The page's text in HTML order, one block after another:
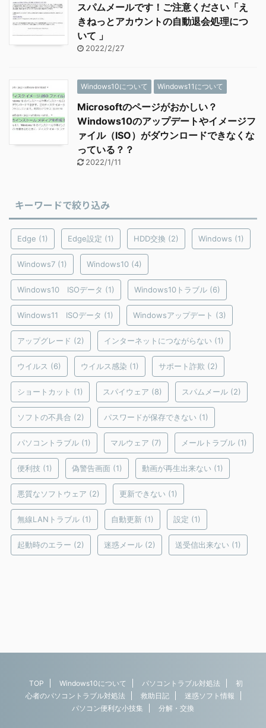
スパムメールです！ご注意ください「え
きねっとアカウントの自動退会処理につ
いて 」
2022/2/27
Windows10について Windows11について
Microsoftのページがおかしい？
Windows10のアップデートやイメージフ
ァイル（ISO）がダウンロードできなくな
っている？？
2022/1/11
キーワードで絞り込み
Edge (1) Edge設定 (1) HDD交換 (2) Windows (1)
Windows7 (1) Windows10 (4)
Windows10 ISOデータ (1) Windows10トラブル (6)
Windows11 ISOデータ (1) Windowsアップデート (3)
アップグレード (2) インターネットにつながらない (1)
ウイルス (6) ウイルス感染 (1) サポート詐欺 (2)
ショートカット (1) スパイウェア (8) スパムメール (2)
ソフトの不具合 (2) パスワードが保存できない (1)
パソコントラブル (1) マルウェア (7) メールトラブル (1)
便利技 (1) 偽警告画面 (1) 動画が再生出来ない (1)
悪質なソフトウェア (2) 更新できない (1)
無線LANトラブル (1) 自動更新 (1) 設定 (1)
起動時のエラー (2) 迷惑メール (2) 送受信出来ない (1)
TOP Windows10について パソコントラブル対処法
初
心者のパソコントラブル対処法
救助日記
迷惑ソフト情報
パソコン便利な小技集
分解・交換